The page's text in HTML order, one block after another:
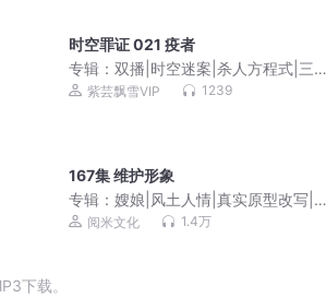
时空罪证 021 疫者
专辑：双播|时空迷案|杀人方程式|三重
时空阴谋|悬疑 穿越 科幻|广播剧
紫芸飘雪VIP 1239
167集 维护形象
专辑：嫂娘|风土人情|真实原型改写|年
代精品多播
阅米文化 1.4万
下载。